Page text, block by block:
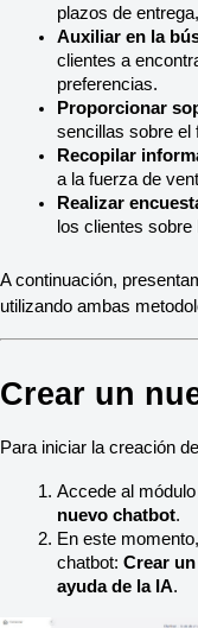
plazos de
Auxiliar en la
clientes a
preferencias.
Proporcionar
sencillas sobre el
Recopilar
a la fuerza de
Realizar
los clientes
A continuación,
utilizando ambas
Crear un
Para iniciar la creación
Accede al módulo
nuevo chatbot.
En este
chatbot: Crear
ayuda de la IA.